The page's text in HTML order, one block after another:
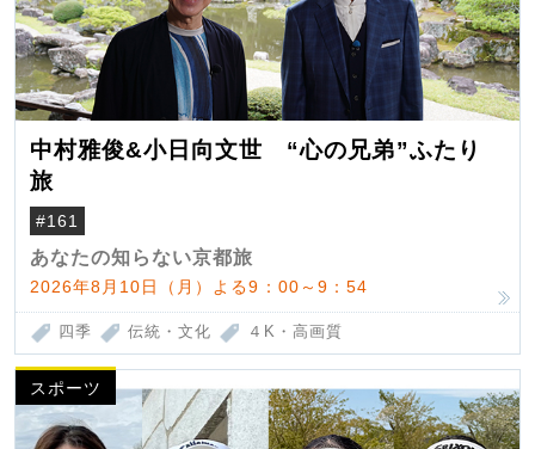
中村雅俊&小日向文世 “心の兄弟”ふたり
旅
#161
あなたの知らない京都旅
2026年8月10日（月）よる9：00～9：54
四季 伝統・文化 ４K・高画質
スポーツ